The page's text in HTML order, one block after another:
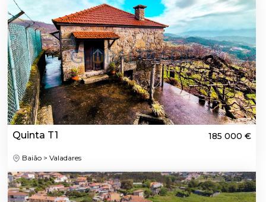
Quinta T1 185 000 €
Baião > Valadares